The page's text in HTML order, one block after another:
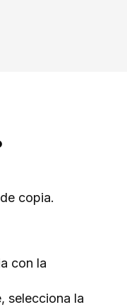
copia.
con la
selecciona la